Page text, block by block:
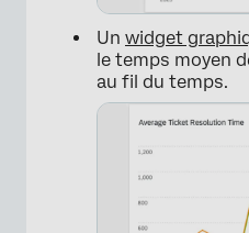
Un widget
le temps moyen
au fil du temps.